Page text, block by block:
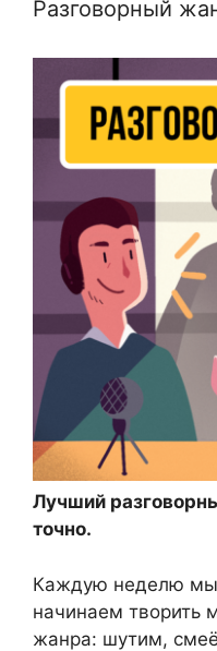
Разговорный
Лучший
точно.
Каждую неделю мы
начинаем творить
жанра: шутим,